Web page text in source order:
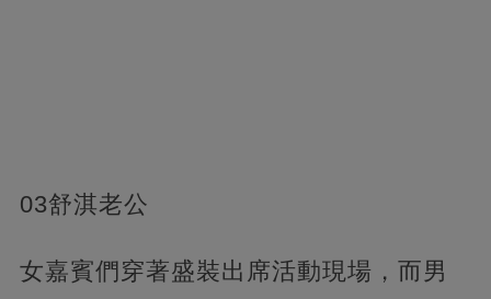
03舒淇老公
女嘉賓們穿著盛裝出席活動現場，而男